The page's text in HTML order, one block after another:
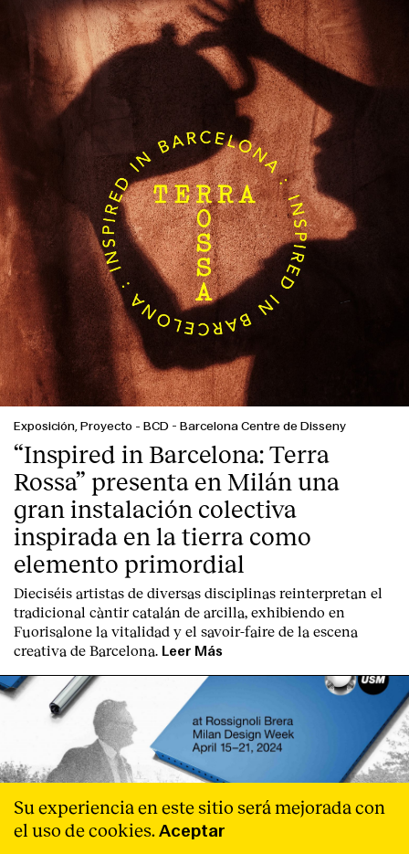
Exposición, Proyecto - BCD - Barcelona Centre de Disseny
“Inspired in Barcelona: Terra
Rossa” presenta en Milán una
gran instalación colectiva
inspirada en la tierra como
elemento primordial
Dieciséis artistas de diversas disciplinas reinterpretan el
tradicional càntir catalán de arcilla, exhibiendo en
Fuorisalone la vitalidad y el savoir-faire de la escena
creativa de Barcelona. Leer Más
Su experiencia en este sitio será mejorada con
el uso de cookies. Aceptar